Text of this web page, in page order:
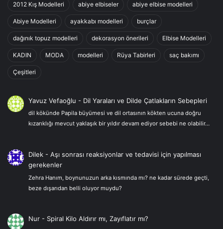
2012 Kış Modelleri abiye elbiseler abiye elbise modelleri
Abiye Modelleri ayakkabı modelleri burçlar
dağınık topuz modelleri dekorasyon önerileri Elbise Modelleri
KADIN MODA modelleri Rüya Tabirleri saç bakımı
Çeşitleri
Yavuz Vefaoğlu - Dil Yaraları ve Dilde Çatlakların Sebepleri
dil kökünde Papila büyümesi ve dil ortasının kökten ucuna doğru
kızarıklığı mevcut yaklaşık bir yıldır devam ediyor sebebi ne olabilir…
Dilek -Aşı sonrası reaksiyonlar ve tedavisi için yapılması
gerekenler
Zehra Hanım, boynunuzun arka kısmında mı? ne kadar sürede geçti,
beze dışarıdan belli oluyor muydu?
Nur - Spiral Kilo Aldırır mı, Zayıflatır mı?